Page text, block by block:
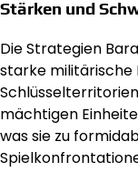
Stärken und
Die Strategien
starke militärische
mächtigen
was sie zu